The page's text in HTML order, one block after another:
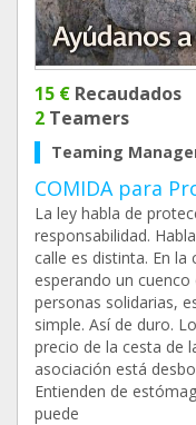
15 € Recaudados
2 Teamers
Teaming
COMIDA para
La ley habla de
responsabilidad.
calle es distinta. En la
esperando un
personas solidarias,
simple. Así de duro.
precio de la cesta de
asociación está
Entienden de
puede